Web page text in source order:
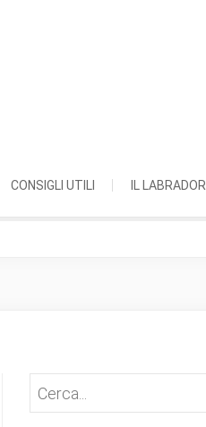
CONSIGLI UTILI IL LABRADOR